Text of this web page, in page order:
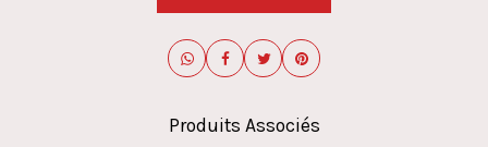
Produits Associés